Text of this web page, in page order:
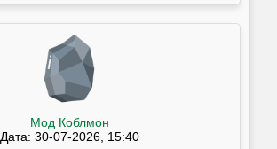
Мод Коблмон
Дата: 30-07-2026, 15:40